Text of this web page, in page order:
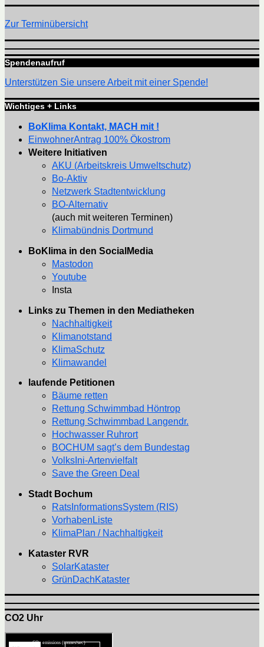
Zur Terminübersicht
Spendenaufruf
Unterstützen Sie unsere Arbeit mit einer Spende!
Wichtiges + Links
BoKlima Kontakt, MACH mit !
EinwohnerAntrag 100% Ökostrom
Weitere Initiativen
AKU (Arbeitskreis Umweltschutz)
Bo-Aktiv
Netzwerk Stadtentwicklung
BO-Alternativ
(auch mit weiteren Terminen)
Klimabündnis Dortmund
BoKlima in den SocialMedia
Mastodon
Youtube
Insta
Links zu Themen in den Mediatheken
Nachhaltigkeit
Klimanotstand
KlimaSchutz
Klimawandel
laufende Petitionen
Bäume retten
Rettung Schwimmbad Höntrop
Rettung Schwimmbad Langendr.
Hochwasser Ruhrort
BOCHUM sagt’s dem Bundestag
VolksIni-Artenvielfalt
Save the Green Deal
Stadt Bochum
RatsInformationsSystem (RIS)
VorhabenListe
KlimaPlan / Nachhaltigkeit
Kataster RVR
SolarKataster
GrünDachKataster
CO2 Uhr